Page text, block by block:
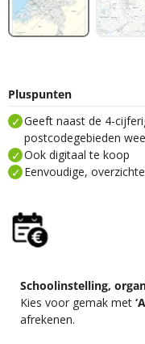
Pluspunten
Geeft naast de 4-
postcodegebieden
Ook digitaal te koop
Eenvoudige,
Schoolinstelling,
Kies voor gemak met
afrekenen.